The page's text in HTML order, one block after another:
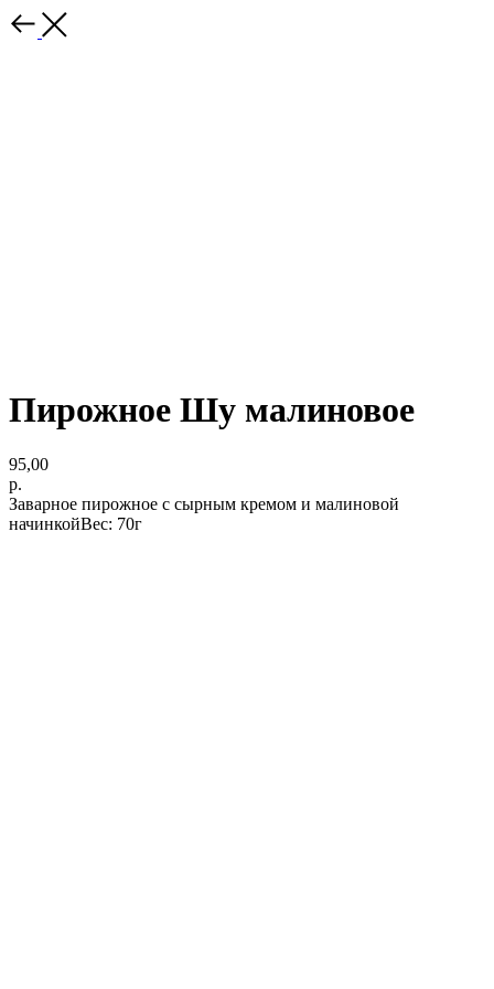
Пирожное Шу малиновое
95,00
р.
Заварное пирожное с сырным кремом и малиновой
начинкойВес: 70г